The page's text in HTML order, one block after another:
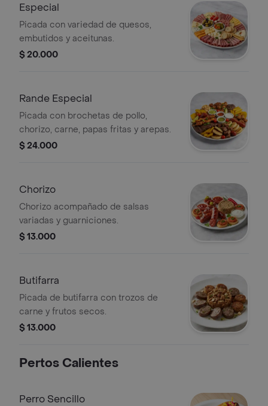
Especial
Picada con variedad de quesos,
embutidos y aceitunas.
$ 20.000
Rande Especial
Picada con brochetas de pollo,
chorizo, carne, papas fritas y arepas.
$ 24.000
Chorizo
Chorizo acompañado de salsas
variadas y guarniciones.
$ 13.000
Butifarra
Picada de butifarra con trozos de
carne y frutos secos.
$ 13.000
Pertos Calientes
Perro Sencillo